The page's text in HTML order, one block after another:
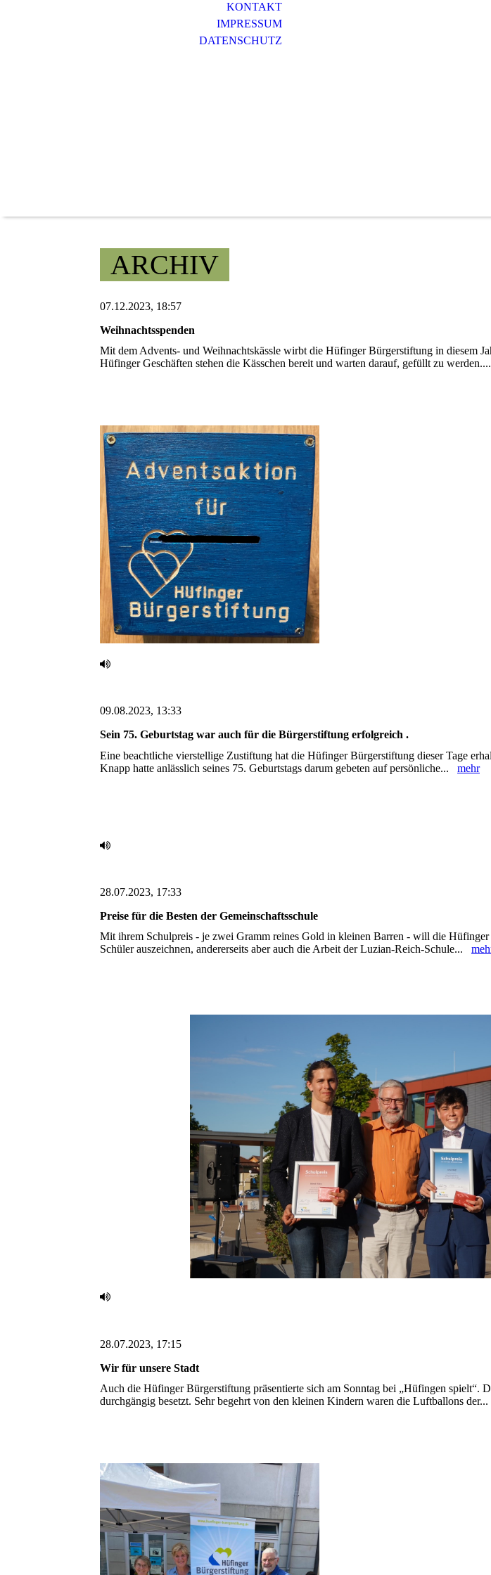
KONTAKT
IMPRESSUM
DATENSCHUTZ
ARCHIV
07.12.2023, 18:57
Weihnachtsspenden
Mit dem Advents- und Weihnachtskässle wirbt die Hüfinger Bürgerstiftung in diesem
Hüfinger Geschäften stehen die Kässchen bereit und ‎warten darauf, gefüllt zu
09.08.2023, 13:33
Sein 75. Geburtstag war auch für die Bürgerstiftung erfolgreich .
Eine beachtliche vierstellige Zustiftung hat die Hüfinger Bürgerstiftung dieser Tage
Knapp hatte anlässlich seines 75. Geburtstags darum gebeten auf ‎persönliche... mehr
28.07.2023, 17:33
Preise für die Besten der Gemeinschaftsschule ‎
Mit ihrem Schulpreis - je zwei Gramm reines Gold in kleinen Barren - will die Hüfinger
Schüler auszeichnen, andererseits aber auch die Arbeit der ‎Luzian-Reich-Schule...
28.07.2023, 17:15
Wir für unsere Stadt ‎
Auch die Hüfinger Bürgerstiftung präsentierte sich am Sonntag bei „Hüfingen spielt“.
durchgängig besetzt. Sehr begehrt von den kleinen Kindern waren die Luftballons ‎der...